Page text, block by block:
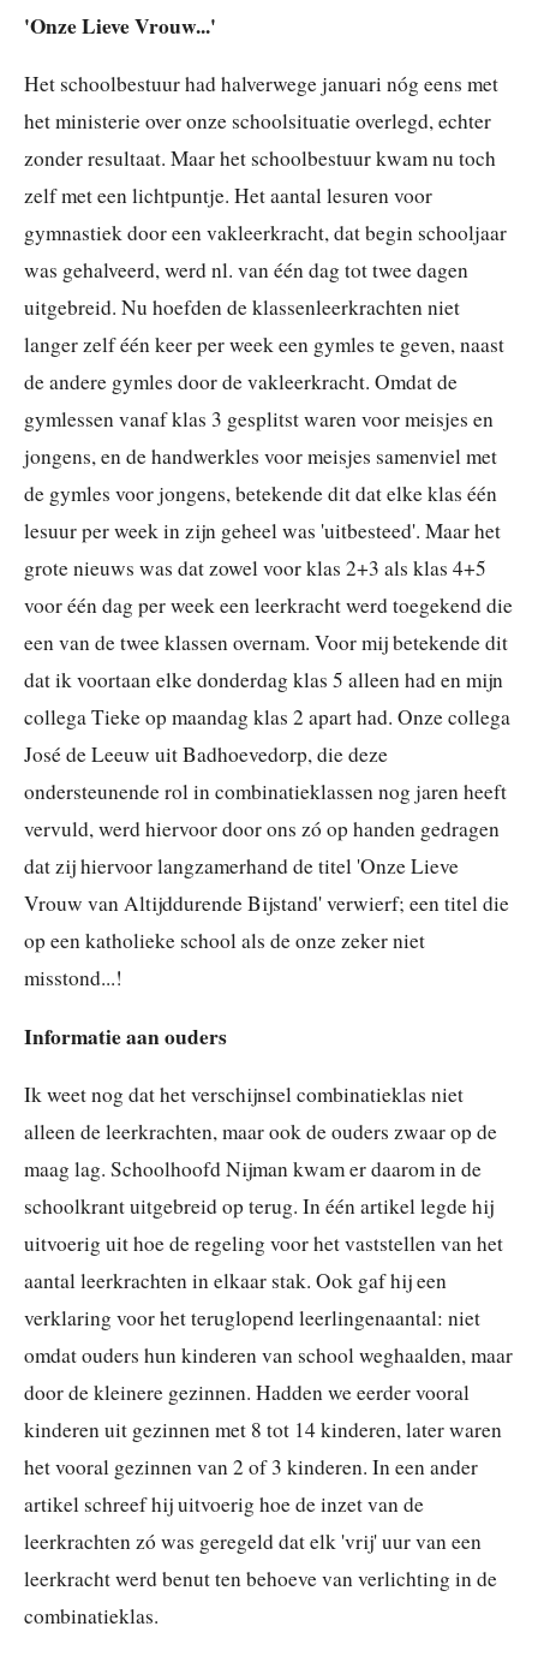
'Onze Lieve Vrouw...'
Het schoolbestuur had halverwege januari nóg eens met
het ministerie over onze schoolsituatie overlegd, echter
zonder resultaat. Maar het schoolbestuur kwam nu toch
zelf met een lichtpuntje. Het aantal lesuren voor
gymnastiek door een vakleerkracht, dat begin schooljaar
was gehalveerd, werd nl. van één dag tot twee dagen
uitgebreid. Nu hoefden de klassenleerkrachten niet
langer zelf één keer per week een gymles te geven, naast
de andere gymles door de vakleerkracht. Omdat de
gymlessen vanaf klas 3 gesplitst waren voor meisjes en
jongens, en de handwerkles voor meisjes samenviel met
de gymles voor jongens, betekende dit dat elke klas één
lesuur per week in zijn geheel was 'uitbesteed'. Maar het
grote nieuws was dat zowel voor klas 2+3 als klas 4+5
voor één dag per week een leerkracht werd toegekend die
een van de twee klassen overnam. Voor mij betekende dit
dat ik voortaan elke donderdag klas 5 alleen had en mijn
collega Tieke op maandag klas 2 apart had. Onze collega
José de Leeuw uit Badhoevedorp, die deze
ondersteunende rol in combinatieklassen nog jaren heeft
vervuld, werd hiervoor door ons zó op handen gedragen
dat zij hiervoor langzamerhand de titel 'Onze Lieve
Vrouw van Altijddurende Bijstand' verwierf; een titel die
op een katholieke school als de onze zeker niet
misstond...!
Informatie aan ouders
Ik weet nog dat het verschijnsel combinatieklas niet
alleen de leerkrachten, maar ook de ouders zwaar op de
maag lag. Schoolhoofd Nijman kwam er daarom in de
schoolkrant uitgebreid op terug. In één artikel legde hij
uitvoerig uit hoe de regeling voor het vaststellen van het
aantal leerkrachten in elkaar stak. Ook gaf hij een
verklaring voor het teruglopend leerlingenaantal: niet
omdat ouders hun kinderen van school weghaalden, maar
door de kleinere gezinnen. Hadden we eerder vooral
kinderen uit gezinnen met 8 tot 14 kinderen, later waren
het vooral gezinnen van 2 of 3 kinderen. In een ander
artikel schreef hij uitvoerig hoe de inzet van de
leerkrachten zó was geregeld dat elk 'vrij' uur van een
leerkracht werd benut ten behoeve van verlichting in de
combinatieklas.